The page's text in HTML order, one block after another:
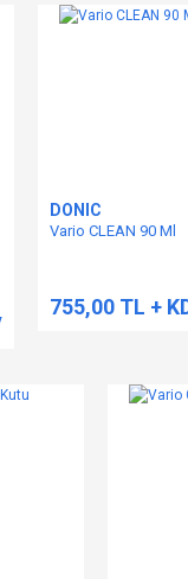
DONIC
Vario CLEAN 90 Ml
755,00 TL +